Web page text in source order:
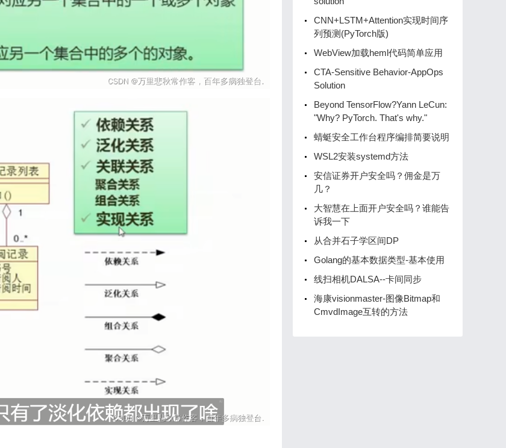
CNN+LSTM+Attention实现时间序
列预测(PyTorch版)
WebView加载heml代码简单应用
CTA-Sensitive Behavior-AppOps
Solution
Beyond TensorFlow?Yann LeCun:
"Why? PyTorch. That's why."
蜻蜓安全工作台程序编排简要说明
WSL2安装systemd方法
安信证券开户安全吗？佣金是万
几？
大智慧在上面开户安全吗？谁能告
诉我一下
从合并石子学区间DP
Golang的基本数据类型-基本使用
线扫相机DALSA--卡间同步
海康visionmaster-图像Bitmap和
CmvdImage互转的方法